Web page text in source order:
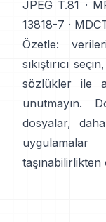
JPEG T.81 ·
13818-7 ·
Özetle:
sıkıştırıcı
sözlükler ile
unutmayın.
dosyalar,